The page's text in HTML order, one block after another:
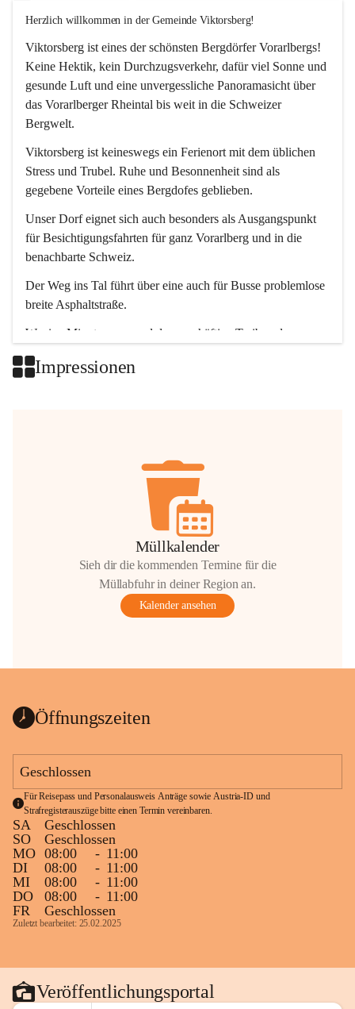
Herzlich willkommen in der Gemeinde Viktorsberg!
Viktorsberg ist eines der schönsten Bergdörfer Vorarlbergs!
Keine Hektik, kein Durchzugsverkehr, dafür viel Sonne und
gesunde Luft und eine unvergessliche Panoramasicht über
das Vorarlberger Rheintal bis weit in die Schweizer
Bergwelt.
Viktorsberg ist keineswegs ein Ferienort mit dem üblichen
Stress und Trubel. Ruhe und Besonnenheit sind als
gegebene Vorteile eines Bergdofes geblieben.
Unser Dorf eignet sich auch besonders als Ausgangspunkt
für Besichtigungsfahrten für ganz Vorarlberg und in die
benachbarte Schweiz.
Der Weg ins Tal führt über eine auch für Busse problemlose
breite Asphaltstraße.
Wenige Minuten nur, und das geschäftige Treiben der
Impressionen
Müllkalender
Sieh dir die kommenden Termine für die
Müllabfuhr in deiner Region an.
Kalender ansehen
Öffnungszeiten
Geschlossen
Für Reisepass und Personalausweis Anträge sowie Austria-ID und
Strafregisterauszüge bitte einen Termin vereinbaren.
SA
Geschlossen
SO
Geschlossen
MO 08:00 - 11:00
DI
08:00 - 11:00
MI
08:00 - 11:00
DO
08:00 - 11:00
FR
Geschlossen
Zuletzt bearbeitet: 25.02.2025
Veröffentlichungsportal